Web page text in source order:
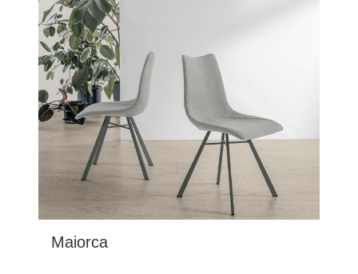
Maiorca